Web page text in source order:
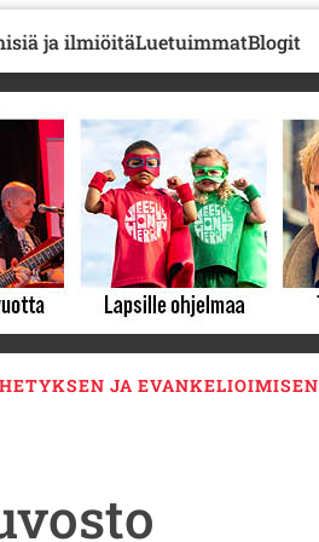
ja ilmiöitäLuetuimmatBlogit
JA EVANKELIOIMISEN